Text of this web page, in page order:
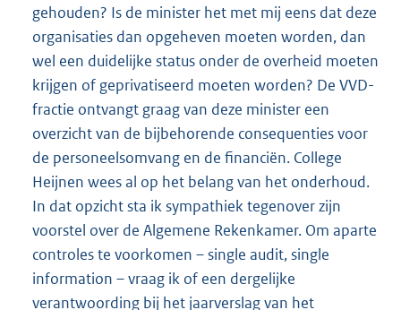
gehouden? Is de minister het met mij eens dat deze
organisaties dan opgeheven moeten worden, dan
wel een duidelijke status onder de overheid moeten
krijgen of geprivatiseerd moeten worden? De VVD-
fractie ontvangt graag van deze minister een
overzicht van de bijbehorende consequenties voor
de personeelsomvang en de financiën. College
Heijnen wees al op het belang van het onderhoud.
In dat opzicht sta ik sympathiek tegenover zijn
voorstel over de Algemene Rekenkamer. Om aparte
controles te voorkomen – single audit, single
information – vraag ik of een dergelijke
verantwoording bij het jaarverslag van het